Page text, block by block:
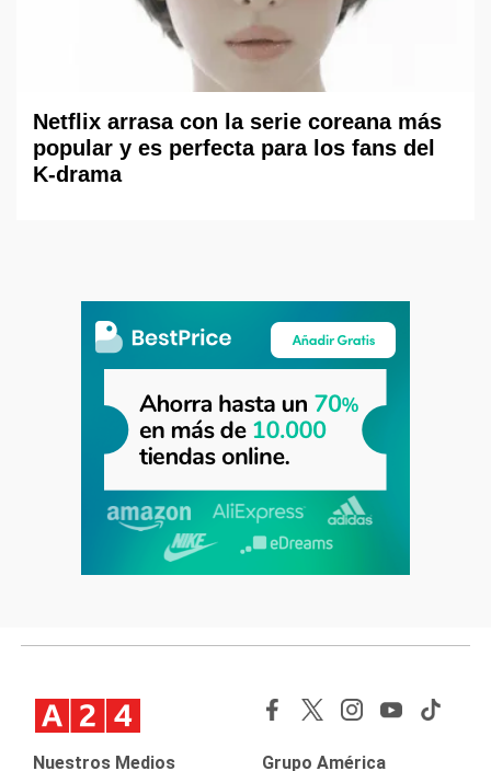
Netflix arrasa con la serie coreana más
popular y es perfecta para los fans del
K-drama
Nuestros Medios Grupo América